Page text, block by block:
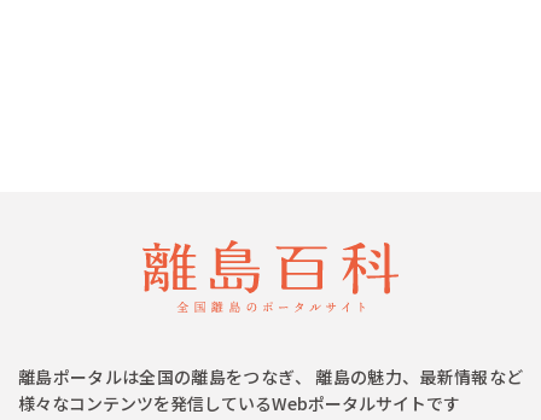
離島ポータルは全国の離島をつなぎ、 離島の魅力、最新情報など
様々なコンテンツを発信しているWebポータルサイトです